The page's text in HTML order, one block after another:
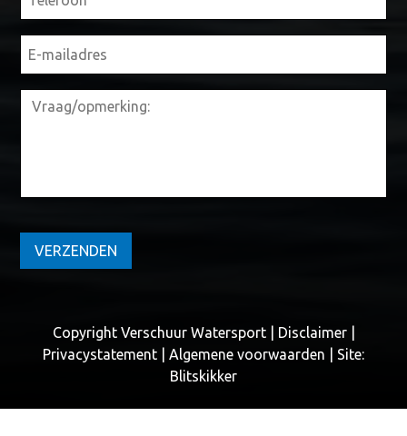
VERZENDEN
Copyright Verschuur Watersport | Disclaimer|
Privacystatement
Algemene voorwaarden | Site:
Blitskikker